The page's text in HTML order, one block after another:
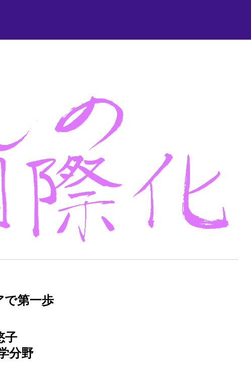
で第一歩
子
分野